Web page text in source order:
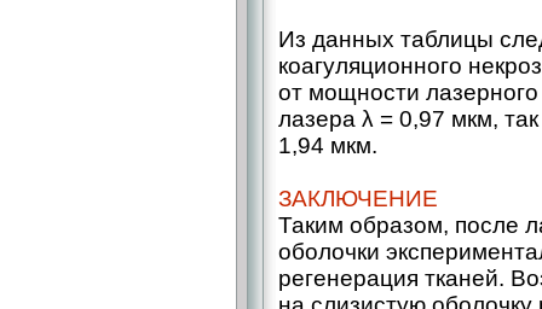
Из данных таблицы
коагуляционного
от мощности лазерного
лазера λ = 0,97 мкм,
1,94 мкм.
ЗАКЛЮЧЕНИЕ
Таким образом, после
оболочки
регенерация тканей.